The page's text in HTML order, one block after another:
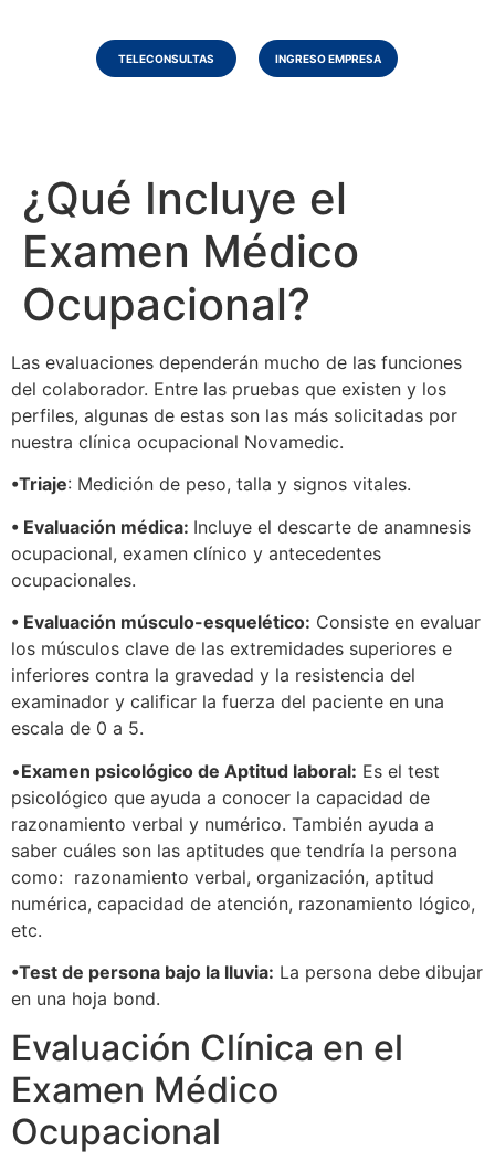
TELECONSULTAS INGRESO EMPRESA
¿Qué Incluye el
Examen Médico
Ocupacional?
Las evaluaciones dependerán mucho de las funciones
del colaborador. Entre las pruebas que existen y los
perfiles, algunas de estas son las más solicitadas por
nuestra clínica ocupacional Novamedic.
•Triaje: Medición de peso, talla y signos vitales.
• Evaluación médica: Incluye el descarte de anamnesis
ocupacional, examen clínico y antecedentes
ocupacionales.
• Evaluación músculo-esquelético: Consiste en evaluar
los músculos clave de las extremidades superiores e
inferiores contra la gravedad y la resistencia del
examinador y calificar la fuerza del paciente en una
escala de 0 a 5.
•Examen psicológico de Aptitud laboral: Es el test
psicológico que ayuda a conocer la capacidad de
razonamiento verbal y numérico. También ayuda a
saber cuáles son las aptitudes que tendría la persona
como: razonamiento verbal, organización, aptitud
numérica, capacidad de atención, razonamiento lógico,
etc.
•Test de persona bajo la lluvia: La persona debe dibujar
en una hoja bond.
Evaluación Clínica en el
Examen Médico
Ocupacional